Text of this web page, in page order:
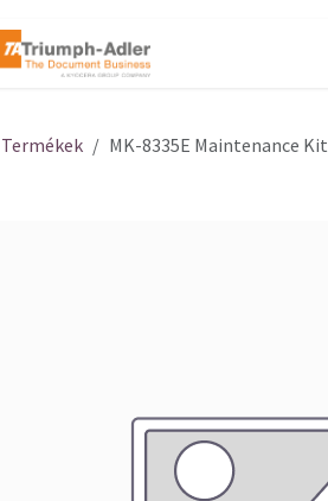
Termékek MK-8335E Maintenance Kit